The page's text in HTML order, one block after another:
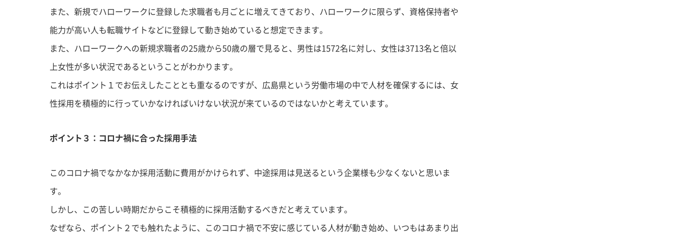
また、新規でハローワークに登録した求職者も月ごとに増えてきており、ハローワークに限らず、資格保持者や
能力が高い人も転職サイトなどに登録して動き始めていると想定できます。
また、ハローワークへの新規求職者の25歳から50歳の層で見ると、男性は1572名に対し、女性は3713名と倍以
上女性が多い状況であるということがわかります。
これはポイント１でお伝えしたこととも重なるのですが、広島県という労働市場の中で人材を確保するには、女
性採用を積極的に行っていかなければいけない状況が来ているのではないかと考えています。
ポイント３：コロナ禍に合った採用手法
このコロナ禍でなかなか採用活動に費用がかけられず、中途採用は見送るという企業様も少なくないと思いま
す。
しかし、この苦しい時期だからこそ積極的に採用活動するべきだと考えています。
なぜなら、ポイント２でも触れたように、このコロナ禍で不安に感じている人材が動き始め、いつもはあまり出